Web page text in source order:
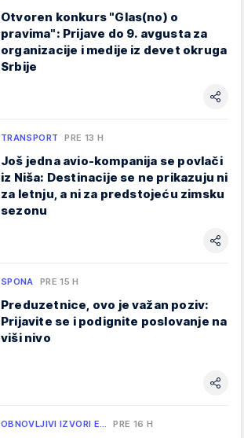
Otvoren konkurs "Glas(no) o
pravima": Prijave do 9. avgusta za
organizacije i medije iz devet okruga
Srbije
TRANSPORT PRE 13 H
Još jedna avio-kompanija se povlači
iz Niša: Destinacije se ne prikazuju ni
za letnju, a ni za predstojeću zimsku
sezonu
SPONA PRE 15 H
Preduzetnice, ovo je važan poziv:
Prijavite se i podignite poslovanje na
viši nivo
OBNOVLJIVI IZVORI E… PRE 16 H